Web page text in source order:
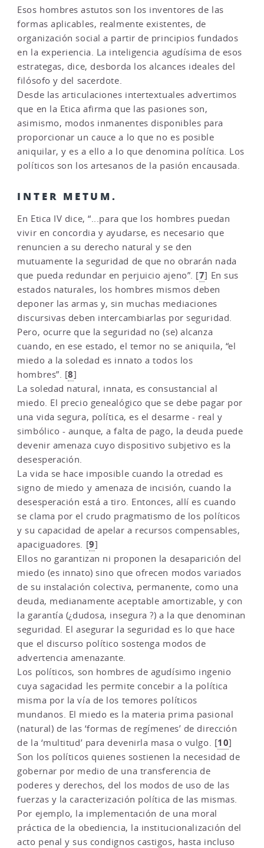
Esos hombres astutos son los inventores de las
formas aplicables, realmente existentes, de
organización social a partir de principios fundados
en la experiencia. La inteligencia agudísima de esos
estrategas, dice, desborda los alcances ideales del
filósofo y del sacerdote.
Desde las articulaciones intertextuales advertimos
que en la Etica afirma que las pasiones son,
asimismo, modos inmanentes disponibles para
proporcionar un cauce a lo que no es posible
aniquilar, y es a ello a lo que denomina política. Los
políticos son los artesanos de la pasión encausada.
INTER METUM.
En Etica IV dice, “...para que los hombres puedan
vivir en concordia y ayudarse, es necesario que
renuncien a su derecho natural y se den
mutuamente la seguridad de que no obrarán nada
que pueda redundar en perjuicio ajeno”. [7] En sus
estados naturales, los hombres mismos deben
deponer las armas y, sin muchas mediaciones
discursivas deben intercambiarlas por seguridad.
Pero, ocurre que la seguridad no (se) alcanza
cuando, en ese estado, el temor no se aniquila, “el
miedo a la soledad es innato a todos los
hombres”. [8]
La soledad natural, innata, es consustancial al
miedo. El precio genealógico que se debe pagar por
una vida segura, política, es el desarme - real y
simbólico - aunque, a falta de pago, la deuda puede
devenir amenaza cuyo dispositivo subjetivo es la
desesperación.
La vida se hace imposible cuando la otredad es
signo de miedo y amenaza de incisión, cuando la
desesperación está a tiro. Entonces, allí es cuando
se clama por el crudo pragmatismo de los políticos
y su capacidad de apelar a recursos compensables,
apaciguadores. [9]
Ellos no garantizan ni proponen la desaparición del
miedo (es innato) sino que ofrecen modos variados
de su instalación colectiva, permanente, como una
deuda, medianamente aceptable amortizable, y con
la garantía (¿dudosa, insegura ?) a la que denominan
seguridad. El asegurar la seguridad es lo que hace
que el discurso político sostenga modos de
advertencia amenazante.
Los políticos, son hombres de agudísimo ingenio
cuya sagacidad les permite concebir a la política
misma por la vía de los temores políticos
mundanos. El miedo es la materia prima pasional
(natural) de las ‘formas de regímenes’ de dirección
de la ‘multitud’ para devenirla masa o vulgo. [10]
Son los políticos quienes sostienen la necesidad de
gobernar por medio de una transferencia de
poderes y derechos, del los modos de uso de las
fuerzas y la caracterización política de las mismas.
Por ejemplo, la implementación de una moral
práctica de la obediencia, la institucionalización del
acto penal y sus condignos castigos, hasta incluso